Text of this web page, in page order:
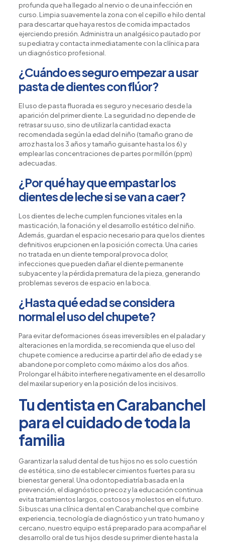
profunda que ha llegado al nervio o de una infección en
curso. Limpia suavemente la zona con el cepillo e hilo dental
para descartar que haya restos de comida impactados
ejerciendo presión. Administra un analgésico pautado por
su pediatra y contacta inmediatamente con la clínica para
un diagnóstico profesional.
¿Cuándo es seguro empezar a usar
pasta de dientes con flúor?
El uso de pasta fluorada es seguro y necesario desde la
aparición del primer diente. La seguridad no depende de
retrasar su uso, sino de utilizar la cantidad exacta
recomendada según la edad del niño (tamaño grano de
arroz hasta los 3 años y tamaño guisante hasta los 6) y
emplear las concentraciones de partes por millón (ppm)
adecuadas.
¿Por qué hay que empastar los
dientes de leche si se van a caer?
Los dientes de leche cumplen funciones vitales en la
masticación, la fonación y el desarrollo estético del niño.
Además, guardan el espacio necesario para que los dientes
definitivos erupcionen en la posición correcta. Una caries
no tratada en un diente temporal provoca dolor,
infecciones que pueden dañar el diente permanente
subyacente y la pérdida prematura de la pieza, generando
problemas severos de espacio en la boca.
¿Hasta qué edad se considera
normal el uso del chupete?
Para evitar deformaciones óseas irreversibles en el paladar y
alteraciones en la mordida, se recomienda que el uso del
chupete comience a reducirse a partir del año de edad y se
abandone por completo como máximo a los dos años.
Prolongar el hábito interfiere negativamente en el desarrollo
del maxilar superior y en la posición de los incisivos.
Tu dentista en Carabanchel
para el cuidado de toda la
familia
Garantizar la salud dental de tus hijos no es solo cuestión
de estética, sino de establecer cimientos fuertes para su
bienestar general. Una odontopediatría basada en la
prevención, el diagnóstico precoz y la educación continua
evita tratamientos largos, costosos y molestos en el futuro.
Si buscas una clínica dental en Carabanchel que combine
experiencia, tecnología de diagnóstico y un trato humano y
cercano, nuestro equipo está preparado para acompañar el
desarrollo oral de tus hijos desde su primer diente hasta la